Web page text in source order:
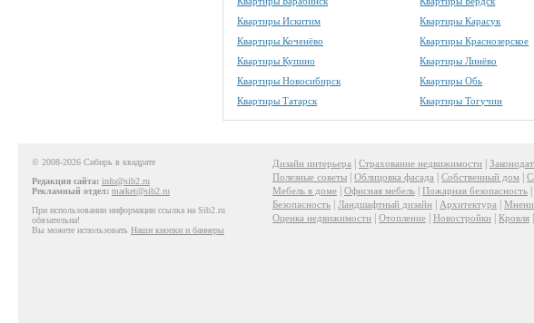
Квартиры Искитим
Квартиры Карасук
Квартиры Коченёво
Квартиры Краснозерское
Квартиры Купино
Квартиры Линёво
Квартиры Новосибирск
Квартиры Обь
Квартиры Татарск
Квартиры Тогучин
© 2008-2026 Сибирь в квадрате
Редакция сайта: info@sib2.ru
Рекламный отдел: market@sib2.ru
При использовании информации ссылка на Sib2.ru
обязательна!
Вы можете использовать Наши кнопки и баннеры
Дизайн интерьера Страхование недвижимости
Полезные советы
Облицовка фасада Собственный дом
Мебель в доме
Офисная мебель Пожарная безопасность
Безопасность
Ландшафтный дизайн Архитектура
Оценка недвижимости
Отопление Новостройки Кровля